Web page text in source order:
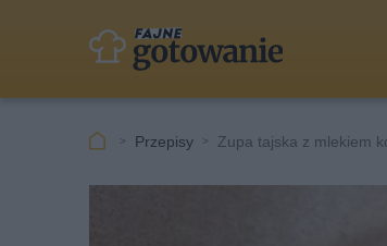
Przepisy Zupa tajska z mlekiem